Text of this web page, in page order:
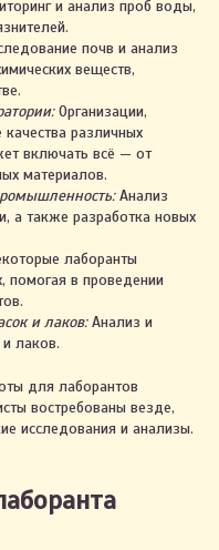
и анализ проб воды,
почв и анализ
веществ,
Организации,
различных
включать всё — от
материалов.
Анализ
а также разработка новых
лаборанты
помогая в проведении
и лаков:Анализ и
лаков.
для лаборантов
востребованы везде,
исследования и анализы.